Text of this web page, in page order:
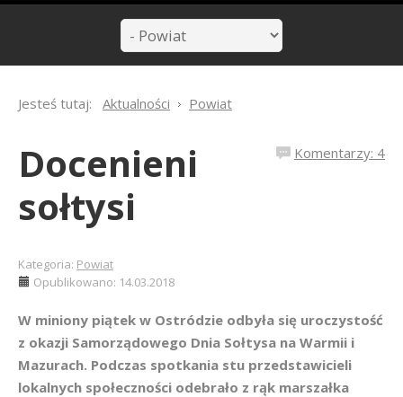
Jesteś tutaj: Aktualności Powiat
Komentarzy: 4
Docenieni
sołtysi
Kategoria: Powiat
Opublikowano: 14.03.2018
W miniony piątek w Ostródzie odbyła się uroczystość
z okazji Samorządowego Dnia Sołtysa na Warmii i
Mazurach. Podczas spotkania stu przedstawicieli
lokalnych społeczności odebrało z rąk marszałka